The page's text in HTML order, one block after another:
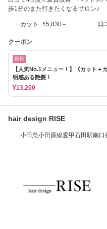
歩1分のまた行きたくなるサロン♪
カット ¥5,830～ 口
クーポン
新規
【人気No.1メニュー！】《カット＋
明感ある艶髪！
¥13,200
hair design RISE
小田急小田原線愛甲石田駅南